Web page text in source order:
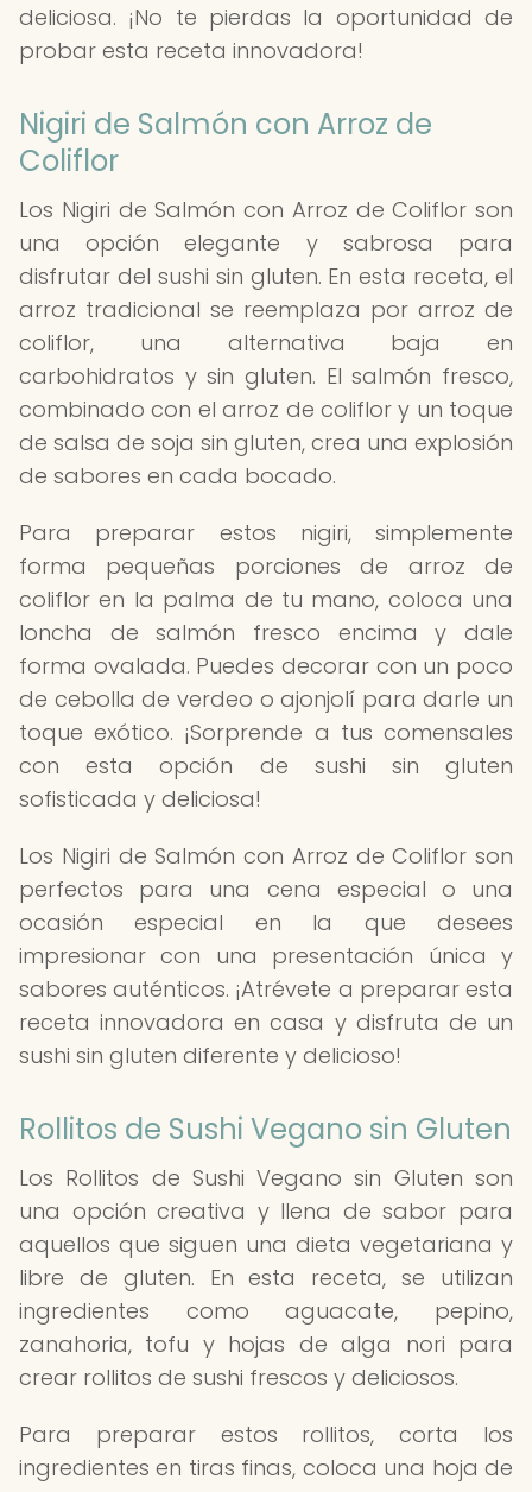
deliciosa. ¡No te pierdas la oportunidad de
probar esta receta innovadora!
Nigiri de Salmón con Arroz de
Coliflor
Los Nigiri de Salmón con Arroz de Coliflor son
una opción elegante y sabrosa para
disfrutar del sushi sin gluten. En esta receta, el
arroz tradicional se reemplaza por arroz de
coliflor, una alternativa baja en
carbohidratos y sin gluten. El salmón fresco,
combinado con el arroz de coliflor y un toque
de salsa de soja sin gluten, crea una explosión
de sabores en cada bocado.
Para preparar estos nigiri, simplemente
forma pequeñas porciones de arroz de
coliflor en la palma de tu mano, coloca una
loncha de salmón fresco encima y dale
forma ovalada. Puedes decorar con un poco
de cebolla de verdeo o ajonjolí para darle un
toque exótico. ¡Sorprende a tus comensales
con esta opción de sushi sin gluten
sofisticada y deliciosa!
Los Nigiri de Salmón con Arroz de Coliflor son
perfectos para una cena especial o una
ocasión especial en la que desees
impresionar con una presentación única y
sabores auténticos. ¡Atrévete a preparar esta
receta innovadora en casa y disfruta de un
sushi sin gluten diferente y delicioso!
Rollitos de Sushi Vegano sin Gluten
Los Rollitos de Sushi Vegano sin Gluten son
una opción creativa y llena de sabor para
aquellos que siguen una dieta vegetariana y
libre de gluten. En esta receta, se utilizan
ingredientes como aguacate, pepino,
zanahoria, tofu y hojas de alga nori para
crear rollitos de sushi frescos y deliciosos.
Para preparar estos rollitos, corta los
ingredientes en tiras finas, coloca una hoja de